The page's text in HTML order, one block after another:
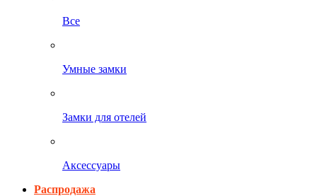
Все
Умные замки
Замки для отелей
Аксессуары
Распродажа